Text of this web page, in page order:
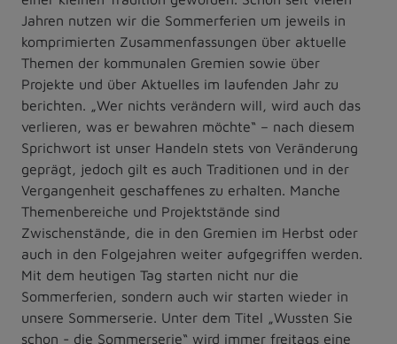
Jahren nutzen wir die Sommerferien um jeweils in
komprimierten Zusammenfassungen über aktuelle
Themen der kommunalen Gremien sowie über
Projekte und über Aktuelles im laufenden Jahr zu
berichten. „Wer nichts verändern will, wird auch das
verlieren, was er bewahren möchte“ – nach diesem
Sprichwort ist unser Handeln stets von Veränderung
geprägt, jedoch gilt es auch Traditionen und in der
Vergangenheit geschaffenes zu erhalten. Manche
Themenbereiche und Projektstände sind
Zwischenstände, die in den Gremien im Herbst oder
auch in den Folgejahren weiter aufgegriffen werden.
Mit dem heutigen Tag starten nicht nur die
Sommerferien, sondern auch wir starten wieder in
unsere Sommerserie. Unter dem Titel „Wussten Sie
schon - die Sommerserie“ wird immer freitags eine